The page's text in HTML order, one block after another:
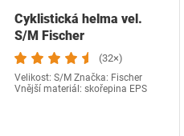
Cyklistická helma vel.
S/M Fischer
(32×)
Velikost: S/M Značka: Fischer
Vnější materiál: skořepina EPS